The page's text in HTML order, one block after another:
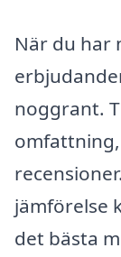
När du har
noggrant.
jämförelse
det bästa